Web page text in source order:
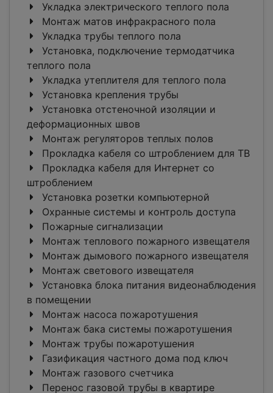
Укладка электрического теплого пола
Монтаж матов инфракрасного пола
Укладка трубы теплого пола
Установка, подключение термодатчика
теплого пола
Укладка утеплителя для теплого пола
Установка крепления трубы
Установка отстеночной изоляции и
деформационных швов
Монтаж регуляторов теплых полов
Прокладка кабеля со штроблением для ТВ
Прокладка кабеля для Интернет со
штроблением
Установка розетки компьютерной
Охранные системы и контроль доступа
Пожарные сигнализации
Монтаж теплового пожарного извещателя
Монтаж дымового пожарного извещателя
Монтаж светового извещателя
Установка блока питания видеонаблюдения
в помещении
Монтаж насоса пожаротушения
Монтаж бака системы пожаротушения
Монтаж трубы пожаротушения
Газификация частного дома под ключ
Монтаж газового счетчика
Перенос газовой трубы в квартире